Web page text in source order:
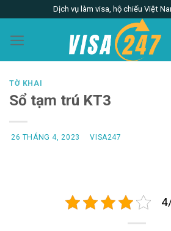
content
Dịch vụ làm visa, hộ chiếu Việt
TỜ KHAI
Sổ tạm trú KT3
26 THÁNG 4, 2023 VISA247